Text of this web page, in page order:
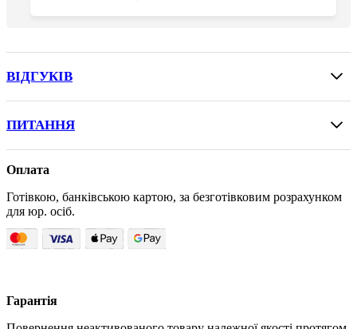
ВІДГУКІВ
ПИТАННЯ
Оплата
Готівкою, банківською картою, за безготівковим розрахунком
для юр. осіб.
Гарантія